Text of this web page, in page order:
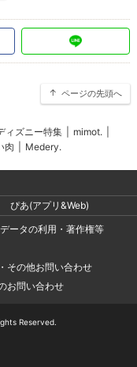
ページの先頭へ
ィズニー特集 mimot.
肉 Medery.
ぴあ(アプリ&Web)
ータの利用・著作権等
その他お問い合わせ
お問い合わせ
Reserved.